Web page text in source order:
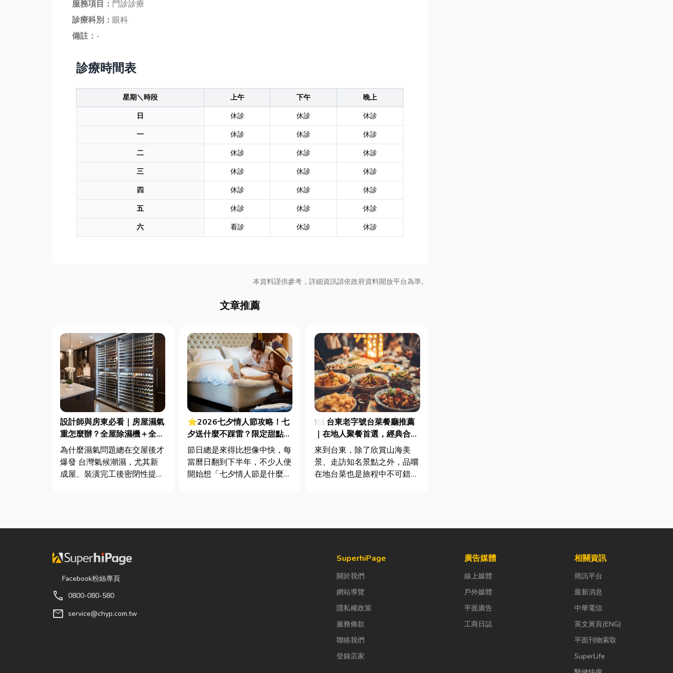
服務項目： 門診診療
診療科別： 眼科
備註： -
診療時間表
星期＼時段 上午 下午
晚上
日
休診 休診
休診
一
休診 休診
休診
二
休診 休診
休診
三
休診 休診
休診
四
休診 休診
休診
五
休診 休診
休診
六
看診 休診 休診
本資料謹供參考，詳細資訊請依政府資料開放平台為準。
文章推薦
設計師與房東必看｜房屋濕氣
重怎麼辦？全屋除濕機＋全熱
交換器整合安裝|提升居住品
質與續租率
為什麼濕氣問題總在交屋後才
爆發 台灣氣候潮濕，尤其新
成屋、裝潢完工後密閉性提
變...
⭐2026七夕情人節攻略！七
夕送什麼不踩雷？限定甜點哪
裡買？台中甜點推薦一次看！
節日總是來得比想像中快，每
當曆日翻到下半年，不少人便
開始想「七夕情人節是什麼時
🍽️ 台東老字號台菜餐廳推薦
｜在地人聚餐首選，經典合菜
一次滿足
來到台東，除了欣賞山海美
景、走訪知名景點之外，品嚐
在地台菜也是旅程中不可錯過
Facebook粉絲專頁
call 0800-080-580
mail service@chyp.com.tw
SuperhiPage
關於我們
網站導覽
隱私權政策
服務條款
聯絡我們
登錄店家
廣告媒體
線上媒體
戶外媒體
平面廣告
工商日誌
相關資訊
簡訊平台
最新消息
中華電信
英文黃頁(ENG)
平面刊物索取
SuperLife